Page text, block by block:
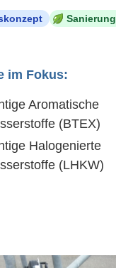
Sanierung
im Fokus:
Aromatische
(BTEX)
Halogenierte
(LHKW)